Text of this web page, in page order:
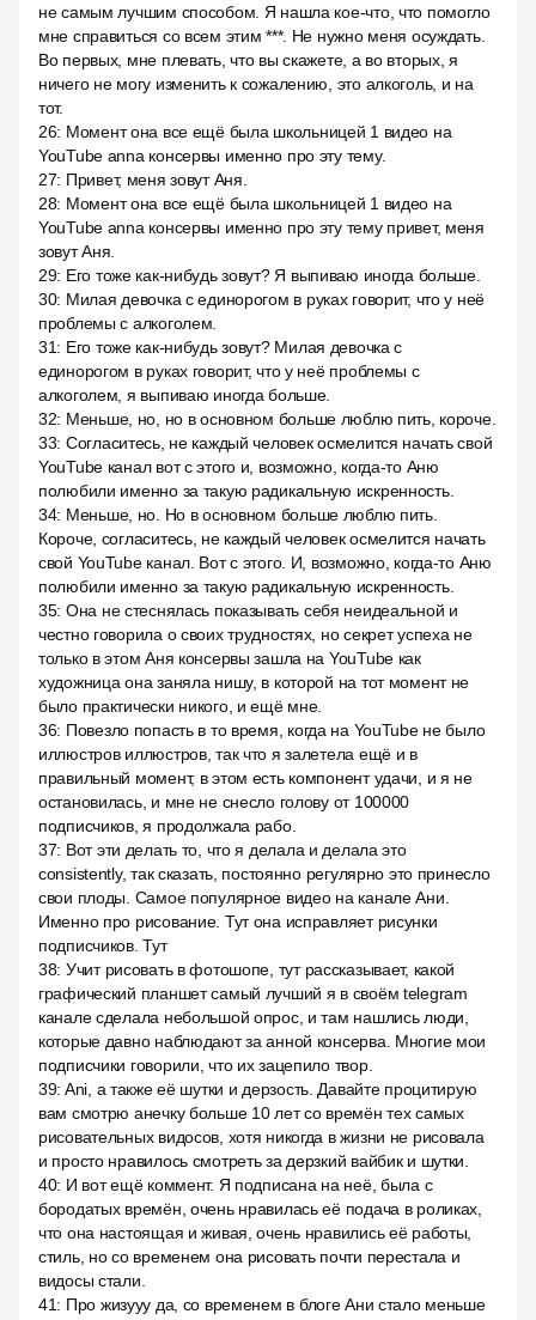
не самым лучшим способом. Я нашла кое-что, что помогло
мне справиться со всем этим ***. Не нужно меня осуждать.
Во первых, мне плевать, что вы скажете, а во вторых, я
ничего не могу изменить к сожалению, это алкоголь, и на
тот.
26: Момент она все ещё была школьницей 1 видео на
YouTube anna консервы именно про эту тему.
27: Привет, меня зовут Аня.
28: Момент она все ещё была школьницей 1 видео на
YouTube anna консервы именно про эту тему привет, меня
зовут Аня.
29: Его тоже как-нибудь зовут? Я выпиваю иногда больше.
30: Милая девочка с единорогом в руках говорит, что у неё
проблемы с алкоголем.
31: Его тоже как-нибудь зовут? Милая девочка с
единорогом в руках говорит, что у неё проблемы с
алкоголем, я выпиваю иногда больше.
32: Меньше, но, но в основном больше люблю пить, короче.
33: Согласитесь, не каждый человек осмелится начать свой
YouTube канал вот с этого и, возможно, когда-то Аню
полюбили именно за такую радикальную искренность.
34: Меньше, но. Но в основном больше люблю пить.
Короче, согласитесь, не каждый человек осмелится начать
свой YouTube канал. Вот с этого. И, возможно, когда-то Аню
полюбили именно за такую радикальную искренность.
35: Она не стеснялась показывать себя неидеальной и
честно говорила о своих трудностях, но секрет успеха не
только в этом Аня консервы зашла на YouTube как
художница она заняла нишу, в которой на тот момент не
было практически никого, и ещё мне.
36: Повезло попасть в то время, когда на YouTube не было
иллюстров иллюстров, так что я залетела ещё и в
правильный момент, в этом есть компонент удачи, и я не
остановилась, и мне не снесло голову от 100000
подписчиков, я продолжала рабо.
37: Вот эти делать то, что я делала и делала это
consistently, так сказать, постоянно регулярно это принесло
свои плоды. Самое популярное видео на канале Ани.
Именно про рисование. Тут она исправляет рисунки
подписчиков. Тут
38: Учит рисовать в фотошопе, тут рассказывает, какой
графический планшет самый лучший я в своём telegram
канале сделала небольшой опрос, и там нашлись люди,
которые давно наблюдают за анной консерва. Многие мои
подписчики говорили, что их зацепило твор.
39: Ani, а также её шутки и дерзость. Давайте процитирую
вам смотрю анечку больше 10 лет со времён тех самых
рисовательных видосов, хотя никогда в жизни не рисовала
и просто нравилось смотреть за дерзкий вайбик и шутки.
40: И вот ещё коммент. Я подписана на неё, была с
бородатых времён, очень нравилась её подача в роликах,
что она настоящая и живая, очень нравились её работы,
стиль, но со временем она рисовать почти перестала и
видосы стали.
41: Про жизууу да, со временем в блоге Ани стало меньше